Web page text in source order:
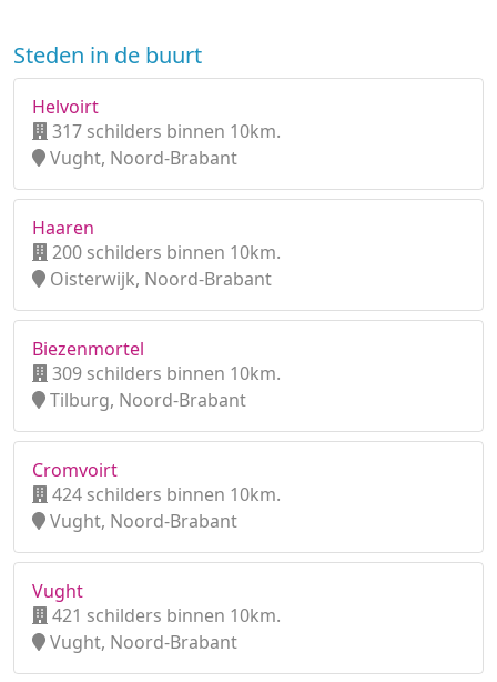
Steden in de buurt
Helvoirt
317 schilders binnen 10km.
Vught, Noord-Brabant
Haaren
200 schilders binnen 10km.
Oisterwijk, Noord-Brabant
Biezenmortel
309 schilders binnen 10km.
Tilburg, Noord-Brabant
Cromvoirt
424 schilders binnen 10km.
Vught, Noord-Brabant
Vught
421 schilders binnen 10km.
Vught, Noord-Brabant